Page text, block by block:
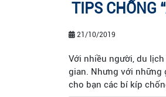
TIPS CHỐNG
21/10/2019
Với nhiều người, du
gian. Nhưng với những
cho bạn các bí kíp